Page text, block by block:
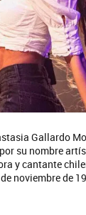
Gallardo
su nombre
y cantante
noviembre de